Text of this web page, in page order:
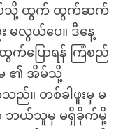
ထိပ်သို့ ထွက် ထွက်ဆက်
လွယ်ပေ။ ဒီနေ့
က်ပြောရန် ကြံစည်
၏ အိမ်သို့
။ တစ်ခါဖူးမှ မ
ဘယ်သူမှ မရှိခိုက်မို့